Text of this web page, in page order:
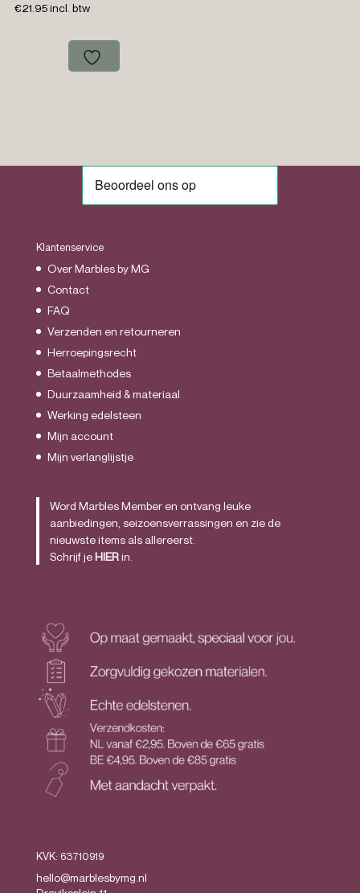
€21.95incl. btw
Klantenservice
Over Marbles by MG
Contact
FAQ
Verzenden en retourneren
Herroepingsrecht
Betaalmethodes
Duurzaamheid & materiaal
Werking edelsteen
Mijn account
Mijn verlanglijstje
Word Marbles Member en ontvang leuke
aanbiedingen, seizoensverrassingen en zie de
nieuwste items als allereerst.
Schrijf jeHIERin.
KVK: 63710919
hello@marblesbymg.nl